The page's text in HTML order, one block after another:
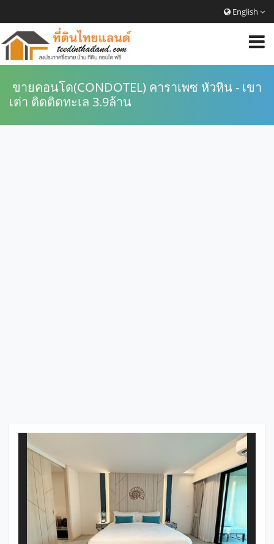
English
ขายคอนโด(CONDOTEL) คาราเพซ หัวหิน - เขา
เต่า ติดติดทะเล 3.9ล้าน